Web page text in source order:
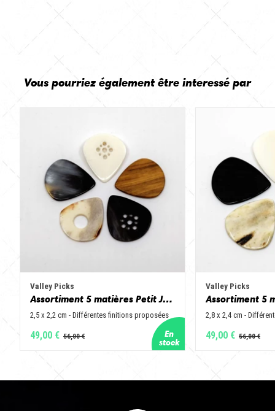
Vous pourriez également être interessé par
Valley Picks
Assortiment 5 matières Petit Jazz - Corne de vache, os, bois de cerf, buis et corne de buffle
2,5 x 2,2 cm - Différentes finitions proposées
49,00 €
Valley Picks
2,8 x 2,4 cm -
49,00 €